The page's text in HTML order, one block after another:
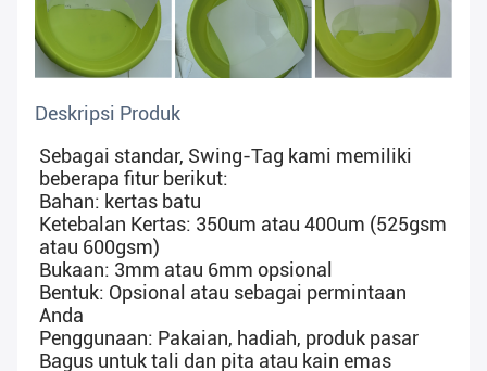
Deskripsi Produk
Sebagai standar, Swing-Tag kami memiliki
beberapa fitur berikut:
Bahan: kertas batu
Ketebalan Kertas: 350um atau 400um (525gsm
atau 600gsm)
Bukaan: 3mm atau 6mm opsional
Bentuk: Opsional atau sebagai permintaan
Anda
Penggunaan: Pakaian, hadiah, produk pasar
Bagus untuk tali dan pita atau kain emas